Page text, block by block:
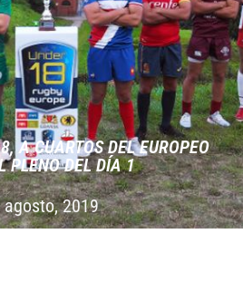
A CUARTOS DEL EUROPEO
PLENO DEL DÍA 1
agosto, 2019